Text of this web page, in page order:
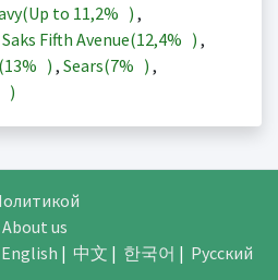
to 11,2% ) ,
Saks Fifth Avenue(12,4% ) ,
13% ) , Sears(7% ) ,
)
About us
English | 中文 | 한국어 | Русский